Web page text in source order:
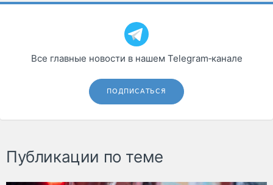
Все главные новости в нашем Telegram‑канале
ПОДПИСАТЬСЯ
Публикации по теме